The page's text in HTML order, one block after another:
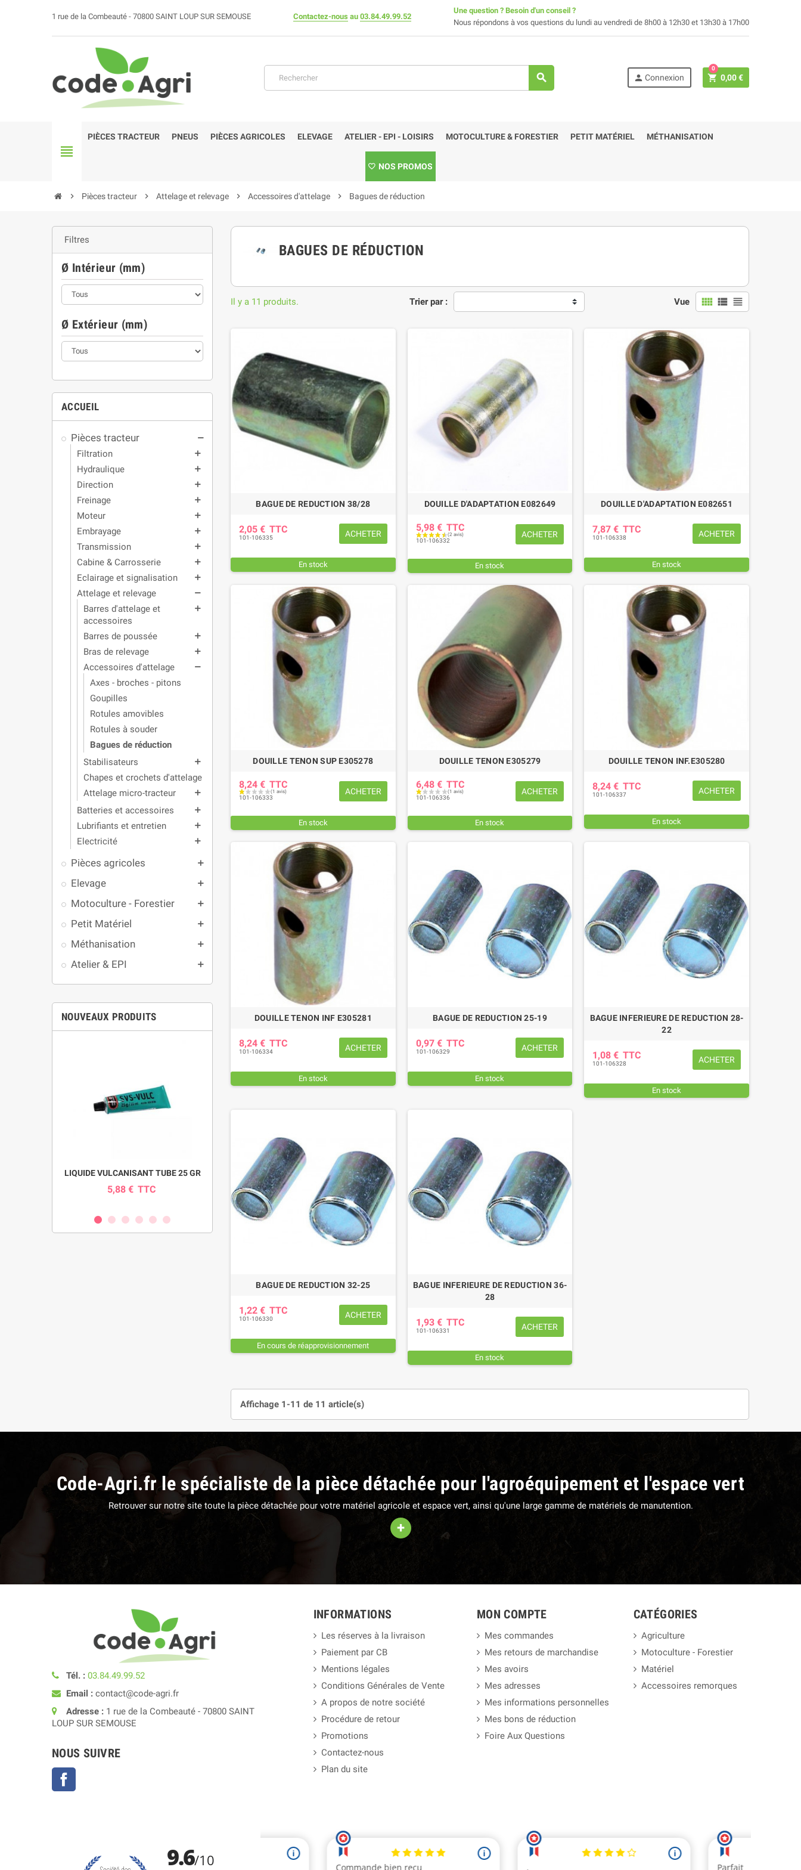
1 rue de la Combeauté - 70800 SAINT LOUP SUR SEMOUSE Contactez-nous au 03.84.49.99.52
Une question ? Besoin d'un conseil ?
Nous répondons à vos questions du lundi au vendredi de 8h00 à 12h30 et 13h30 à 17h00
search person Connexion shopping_cart 0,00 €
0
view_headline
PIÈCES TRACTEUR PNEUS PIÈCES AGRICOLES ELEVAGE ATELIER - EPI - LOISIRS MOTOCULTURE & FORESTIER PETIT MATÉRIEL MÉTHANISATION
NOS PROMOS
chevron_right Pièces tracteur chevron_right Attelage et relevage chevron_right Accessoires d'attelage chevron_right Bagues de réduction
Filtres
Ø Intérieur (mm)
Ø Extérieur (mm)
ACCUEIL
Pièces tracteur remove
Filtration add
Hydraulique add
Direction add
Freinage add
Moteur add
Embrayage add
Transmission add
Cabine & Carrosserie add
Eclairage et signalisation add
Attelage et relevage remove
Barres d'attelage et
accessoires
add
Barres de poussée add
Bras de relevage add
Accessoires d'attelage remove
Axes - broches - pitons
Goupilles
Rotules amovibles
Rotules à souder
Bagues de réduction
Stabilisateurs
add
Chapes et crochets d'attelage
Attelage micro-tracteur
add
Batteries et accessoires add
Lubrifiants et entretien add
Electricité add
Pièces agricoles add
Elevage add
Motoculture - Forestier add
Petit Matériel add
Méthanisation add
Atelier & EPI add
NOUVEAUX PRODUITS
LIQUIDE VULCANISANT TUBE 25 GR
5,88 € TTC
INDICATEUR DE SERRAGE 27
0,85 €TTC
PATIN D'USURE (intérieur)
FAUCHEUSE POTTINGER
78,36 €TTC
MANILLE COMPLETE TORSE FIL 7
MM Ø TROU 8,5 MM
10,56 €
BAGUES DE RÉDUCTION
Trier par : Vue view_comfy view_list view_headline
Il y a 11 produits.
BAGUE DE REDUCTION 38/28
2,05 € TTC
101-106335 ACHETER
En stock
DOUILLE D'ADAPTATION E082649
5,98 € TTC
101-106332
ACHETER
En stock
DOUILLE D'ADAPTATION E082651
7,87 € TTC
101-106338 ACHETER
En stock
DOUILLE TENON SUP E305278
(1 avis)
8,24 € TTC
101-106333
ACHETER
En stock
DOUILLE TENON E305279
6,48 € TTC
101-106336
ACHETER
En stock
DOUILLE TENON INF.E305280
8,24 € TTC
101-106337 ACHETER
En stock
DOUILLE TENON INF E305281
8,24 € TTC
101-106334 ACHETER
En stock
BAGUE DE REDUCTION 25-19
0,97 € TTC
101-106329 ACHETER
En stock
BAGUE INFERIEURE DE REDUCTION 28-
22
1,08 € TTC
101-106328 ACHETER
En stock
BAGUE DE REDUCTION 32-25
1,22 € TTC
101-106330 ACHETER
En cours de réapprovisionnement
BAGUE INFERIEURE DE REDUCTION 36-
28
1,93 € TTC
101-106331 ACHETER
En stock
Affichage 1-11 de 11 article(s)
Code-Agri.fr le spécialiste de la pièce détachée pour l'agroéquipement et l'espace vert
Retrouver sur notre site toute la pièce détachée pour votre matériel agricole et espace vert, ainsi qu'une large gamme de matériels de manutention.
+
Tél. : 03.84.49.99.52
Email : contact@code-agri.fr
Adresse : 1 rue de la Combeauté - 70800 SAINT
LOUP SUR SEMOUSE
NOUS SUIVRE
INFORMATIONS
Les réserves à la livraison
Paiement par CB
Mentions légales
Conditions Générales de Vente
A propos de notre société
Procédure de retour
Promotions
Contactez-nous
Plan du site
MON COMPTE
Mes commandes
Mes retours de marchandise
Mes avoirs
Mes adresses
Mes informations personnelles
Mes bons de réduction
Foire Aux Questions
CATÉGORIES
Agriculture
Motoculture - Forestier
Matériel
Accessoires remorques